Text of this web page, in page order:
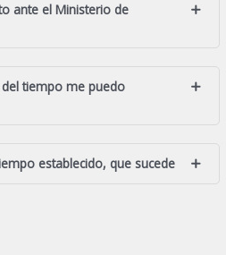
ante el Ministerio de
tiempo me puedo
establecido, que sucede